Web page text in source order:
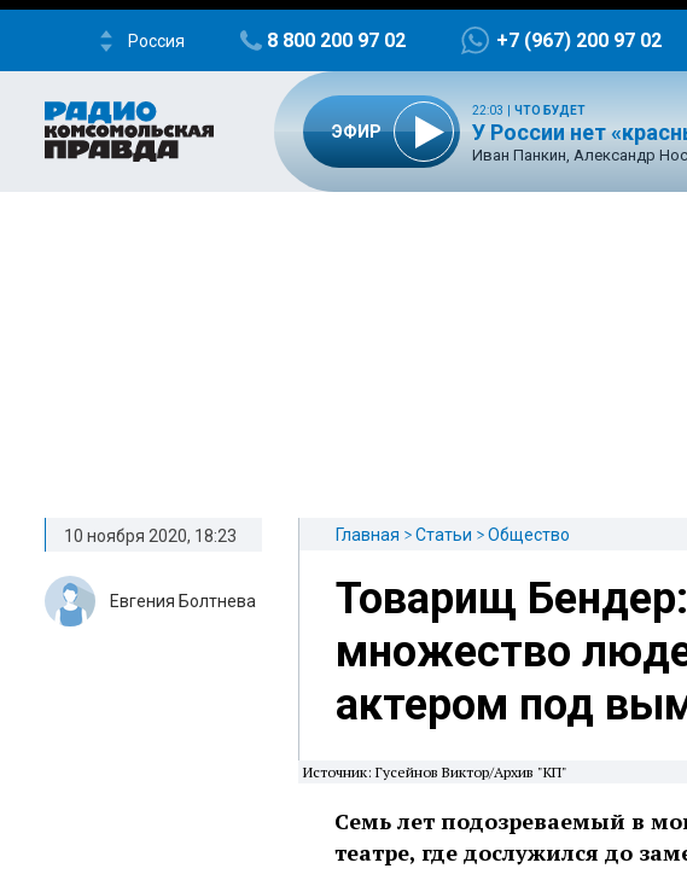
Россия 8 800 200 97 02 +7 (967) 200 97 02
ЭФИР
22:03 ЧТО БУДЕТ
У России нет
Иван Панкин, Александр
Главная Статьи Общество
Товарищ
множество
актером под
Источник: Гусейнов Виктор/Архив "КП"
Семь лет подозреваемый в
театре, где дослужился до
10 ноября 2020, 18:23
Евгения Болтнева